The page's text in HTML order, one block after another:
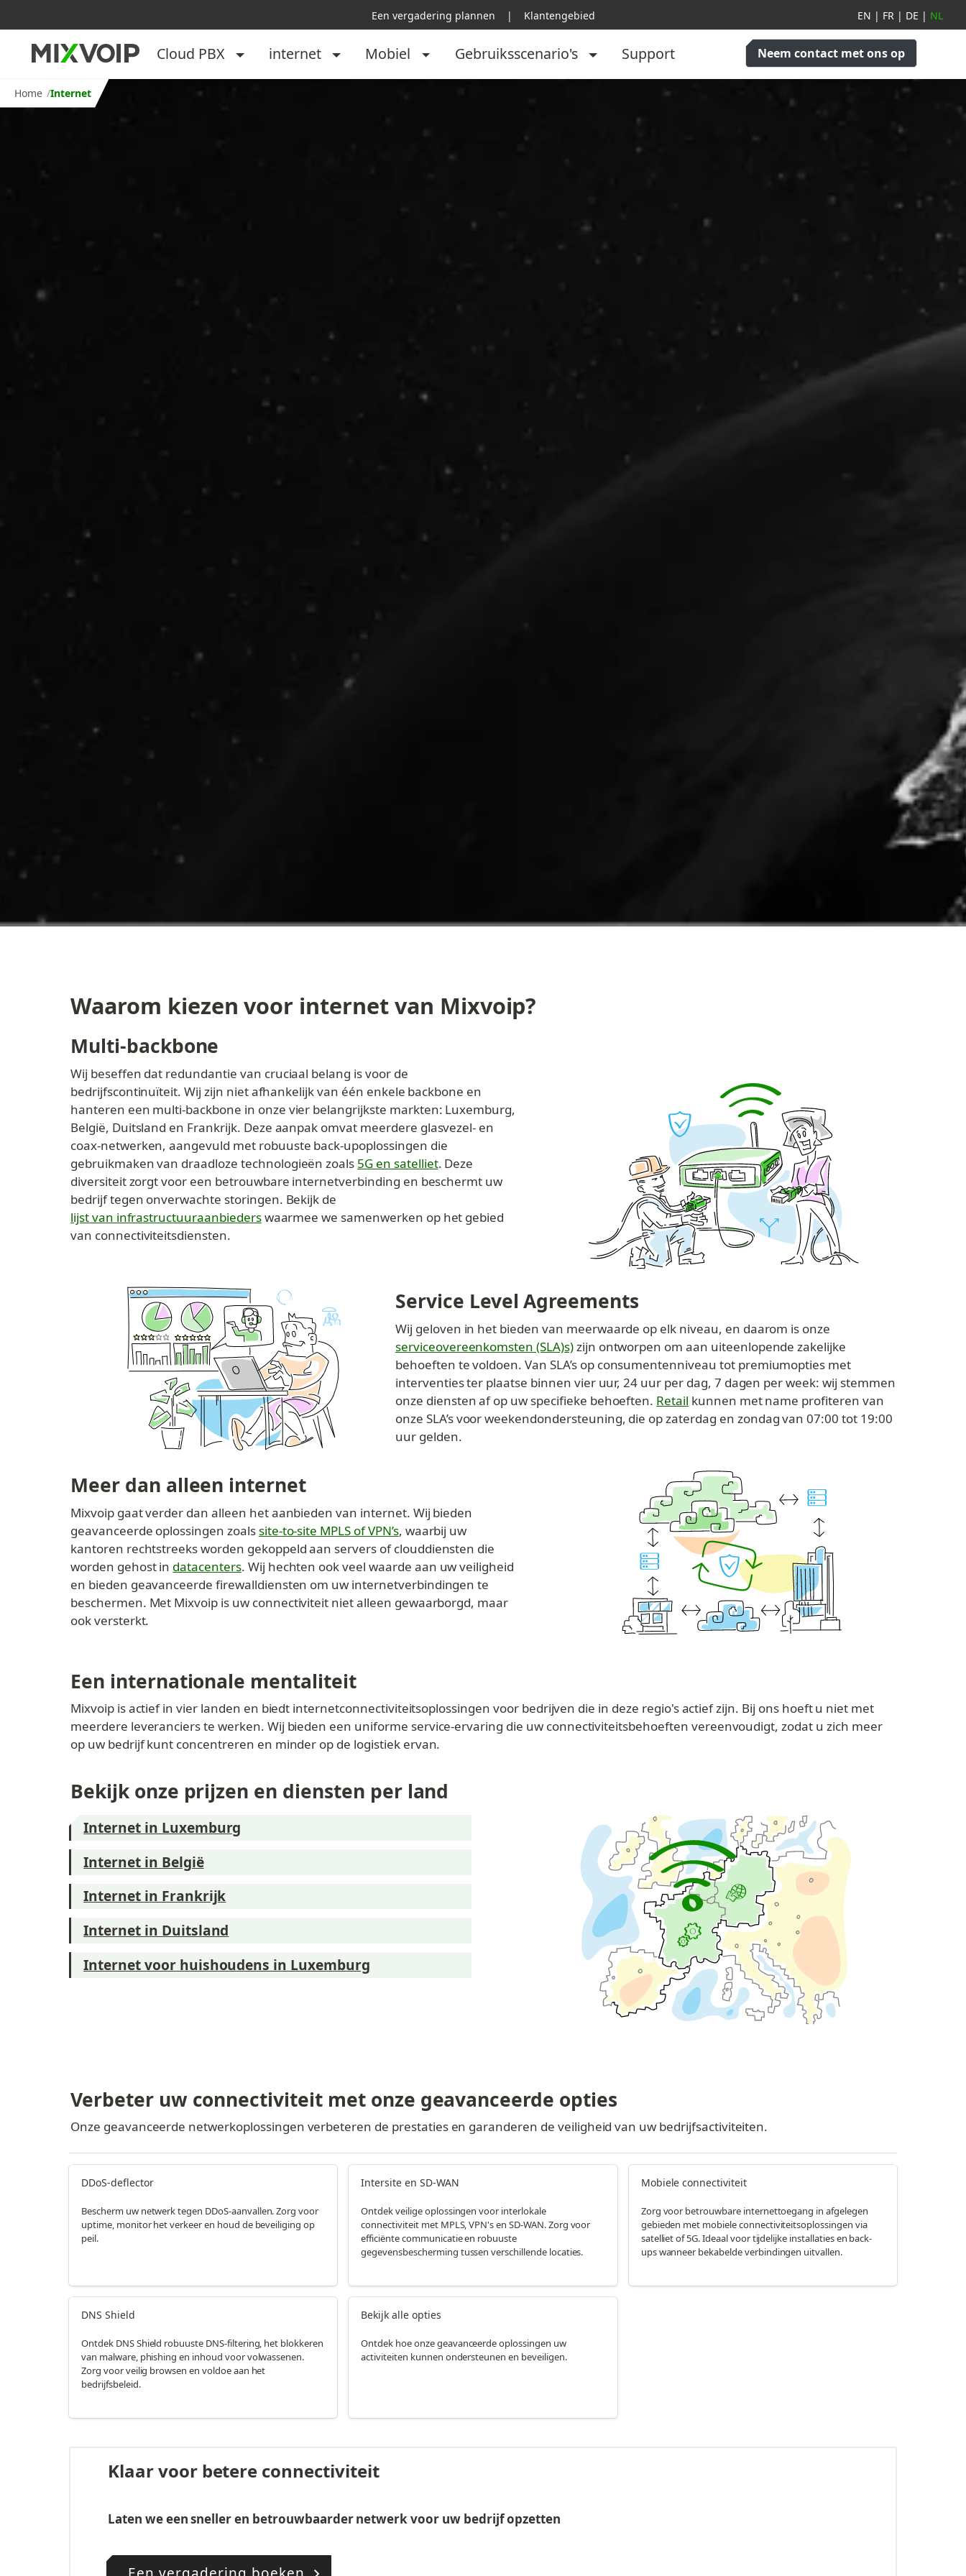
Cloud PBX internet Mobiel Gebruiksscenario's Support Neem contact met ons op
Home Internet
Waarom kiezen voor internet van Mixvoip?
Multi-backbone
Wij beseffen dat redundantie van cruciaal belang is voor de
bedrijfscontinuïteit. Wij zijn niet afhankelijk van één enkele backbone en
hanteren een multi-backbone in onze vier belangrijkste markten: Luxemburg,
België, Duitsland en Frankrijk. Deze aanpak omvat meerdere glasvezel- en
coax-netwerken, aangevuld met robuuste back-upoplossingen die
gebruikmaken van draadloze technologieën zoals 5G en satelliet. Deze
diversiteit zorgt voor een betrouwbare internetverbinding en beschermt uw
bedrijf tegen onverwachte storingen. Bekijk de
lijst van infrastructuuraanbieders waarmee we samenwerken op het gebied
van connectiviteitsdiensten.
Service Level Agreements
Wij geloven in het bieden van meerwaarde op elk niveau, en daarom is onze
serviceovereenkomsten (SLA)s) zijn ontworpen om aan uiteenlopende zakelijke
behoeften te voldoen. Van SLA’s op consumentenniveau tot premiumopties met
interventies ter plaatse binnen vier uur, 24 uur per dag, 7 dagen per week: wij stemmen
onze diensten af op uw specifieke behoeften. Retail kunnen met name profiteren van
onze SLA’s voor weekendondersteuning, die op zaterdag en zondag van 07:00 tot 19:00
uur gelden.
Meer dan alleen internet
Mixvoip gaat verder dan alleen het aanbieden van internet. Wij bieden
geavanceerde oplossingen zoals site-to-site MPLS of VPN’s, waarbij uw
kantoren rechtstreeks worden gekoppeld aan servers of clouddiensten die
worden gehost in datacenters. Wij hechten ook veel waarde aan uw veiligheid
en bieden geavanceerde firewalldiensten om uw internetverbindingen te
beschermen. Met Mixvoip is uw connectiviteit niet alleen gewaarborgd, maar
ook versterkt.
Een internationale mentaliteit
Mixvoip is actief in vier landen en biedt internetconnectiviteitsoplossingen voor bedrijven die in deze regio's actief zijn. Bij ons hoeft u niet met
meerdere leveranciers te werken. Wij bieden een uniforme service-ervaring die uw connectiviteitsbehoeften vereenvoudigt, zodat u zich meer
op uw bedrijf kunt concentreren en minder op de logistiek ervan.
Bekijk onze prijzen en diensten per land
Internet in Luxemburg
Internet in België
Internet in Frankrijk
Internet in Duitsland
Internet voor huishoudens in Luxemburg
Verbeter uw connectiviteit met onze geavanceerde opties
Onze geavanceerde netwerkoplossingen verbeteren de prestaties en garanderen de veiligheid van uw bedrijfsactiviteiten.
DDoS-deflector
Bescherm uw netwerk tegen DDoS-aanvallen. Zorg voor
uptime, monitor het verkeer en houd de beveiliging op
peil.
Intersite en SD-WAN
Ontdek veilige oplossingen voor interlokale
connectiviteit met MPLS, VPN's en SD-WAN. Zorg voor
efficiënte communicatie en robuuste
gegevensbescherming tussen verschillende locaties.
Mobiele connectiviteit
Zorg voor betrouwbare internettoegang in afgelegen
gebieden met mobiele connectiviteitsoplossingen via
satelliet of 5G. Ideaal voor tijdelijke installaties en back-
ups wanneer bekabelde verbindingen uitvallen.
DNS Shield
Ontdek DNS Shield robuuste DNS-filtering, het blokkeren
van malware, phishing en inhoud voor volwassenen.
Zorg voor veilig browsen en voldoe aan het
bedrijfsbeleid.
Bekijk alle opties
Ontdek hoe onze geavanceerde oplossingen uw
activiteiten kunnen ondersteunen en beveiligen.
Klaar voor betere connectiviteit
Laten we een sneller en betrouwbaarder netwerk voor uw bedrijf opzetten
Een vergadering plannen | Klantengebied EN | FR | DE | NL